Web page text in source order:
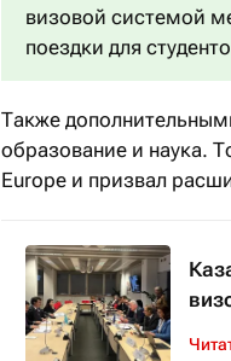
визовой системой
поездки для
Также
образование и наука.
Europe и призвал